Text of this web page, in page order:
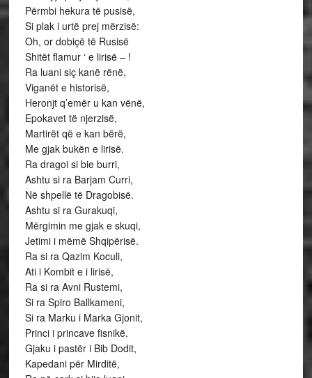
Përmbi hekura të pusisë,
Si plak i urtë prej mërzisë:
Oh, or dobiçë të Rusisë
Shitët flamur ‘ e lirisë – !
Ra luani siç kanë rënë,
Viganët e historisë,
Heronjt q’emër u kan vënë,
Epokavet të njerzisë,
Martirët që e kan bërë,
Me gjak bukën e lirisë.
Ra dragoi si bie burri,
Ashtu si ra Barjam Curri,
Në shpellë të Dragobisë.
Ashtu si ra Gurakuqi,
Mërgimin me gjak e skuqi,
Jetimi i mëmë Shqipërisë.
Ra si ra Qazim Koculi,
Ati i Kombit e i lirisë,
Ra si ra Avni Rustemi,
Si ra Spiro Ballkameni,
Si ra Marku i Marka Gjonit,
Princi i princave fisnikë.
Gjaku i pastër i Bib Dodit,
Kapedani për Mirditë,